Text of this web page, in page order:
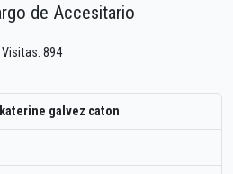
de Accesitario
Visitas: 894
galvez caton